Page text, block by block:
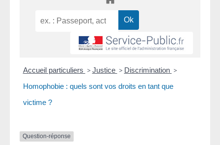
Accueil particuliers > Justice > Discrimination >
Homophobie : quels sont vos droits en tant que
victime ?
Question-réponse